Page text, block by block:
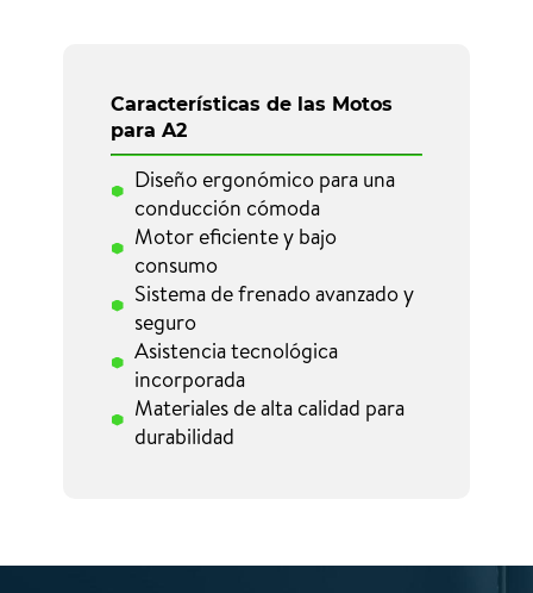
Características de las Motos
para A2
Diseño ergonómico para una
conducción cómoda
Motor eficiente y bajo
consumo
Sistema de frenado avanzado y
seguro
Asistencia tecnológica
incorporada
Materiales de alta calidad para
durabilidad